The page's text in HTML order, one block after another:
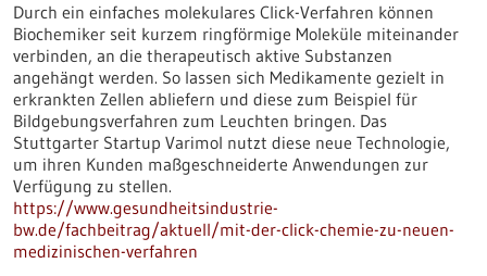
Durch ein einfaches molekulares Click-Verfahren können
Biochemiker seit kurzem ringförmige Moleküle miteinander
verbinden, an die therapeutisch aktive Substanzen
angehängt werden. So lassen sich Medikamente gezielt in
erkrankten Zellen abliefern und diese zum Beispiel für
Bildgebungsverfahren zum Leuchten bringen. Das
Stuttgarter Startup Varimol nutzt diese neue Technologie,
um ihren Kunden maßgeschneiderte Anwendungen zur
Verfügung zu stellen.
https://www.gesundheitsindustrie-
bw.de/fachbeitrag/aktuell/mit-der-click-chemie-zu-neuen-
medizinischen-verfahren